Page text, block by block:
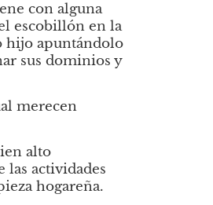
con alguna
escobillón en la
hijo apuntándolo
sus dominios y
merecen
alto
actividades
hogareña.